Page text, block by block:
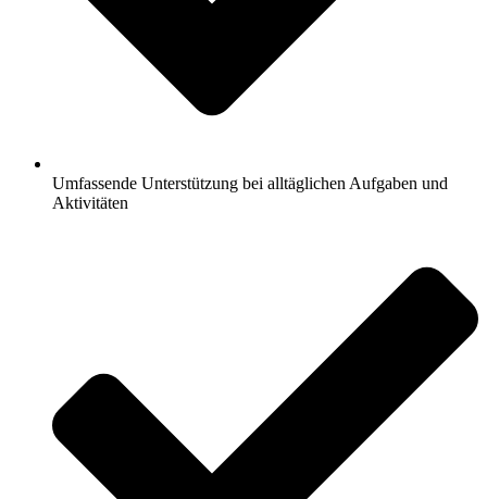
Umfassende Unterstützung bei alltäglichen Aufgaben und
Aktivitäten